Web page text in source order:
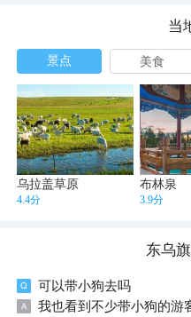
当
景点 美食
乌拉盖草原
4.4分
布林泉
3.9分
东乌旗
可以带小狗去吗
我也看到不少带小狗的游